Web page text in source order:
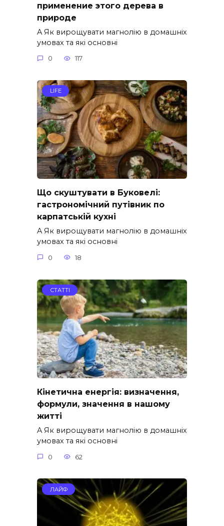
применение этого дерева в
природе
A Як вирощувати магнолію в домашніх
умовах та які основні
0 117
LIFE
Що скуштувати в Буковелі:
гастрономічний путівник по
карпатській кухні
A Як вирощувати магнолію в домашніх
умовах та які основні
0 18
СТАТТІ
Кінетична енергія: визначення,
формули, значення в нашому
житті
A Як вирощувати магнолію в домашніх
умовах та які основні
0 62
ЛАЙФ